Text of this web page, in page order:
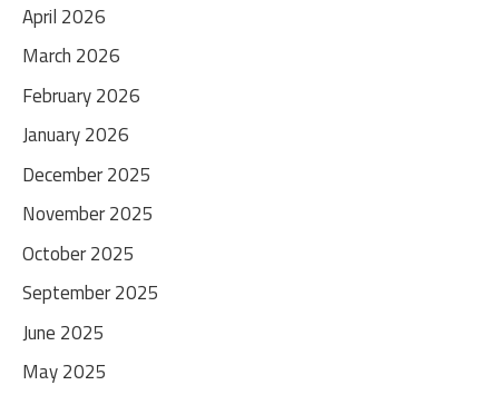
April 2026
March 2026
February 2026
January 2026
December 2025
November 2025
October 2025
September 2025
June 2025
May 2025